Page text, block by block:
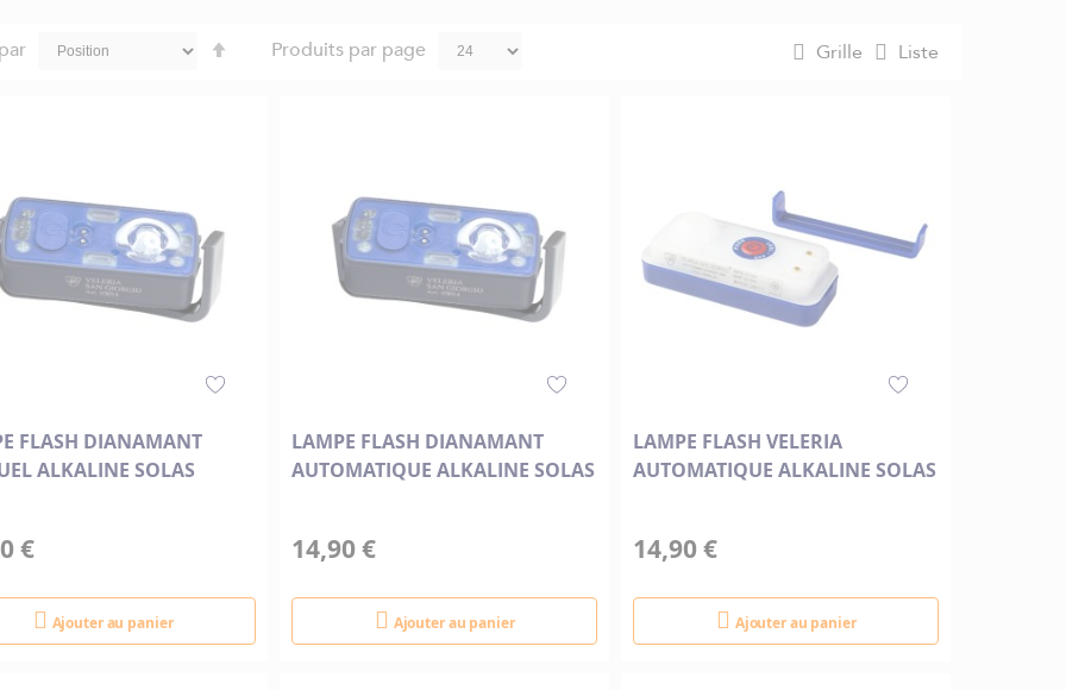
Produits par page Grille Liste
FLASH DIANAMANT
ALKALINE SOLAS
€
Ajouter au panier
LAMPE FLASH DIANAMANT
AUTOMATIQUE ALKALINE SOLAS
14,90 €
Ajouter au panier
LAMPE FLASH VELERIA
AUTOMATIQUE ALKALINE SOLAS
14,90 €
Ajouter au panier